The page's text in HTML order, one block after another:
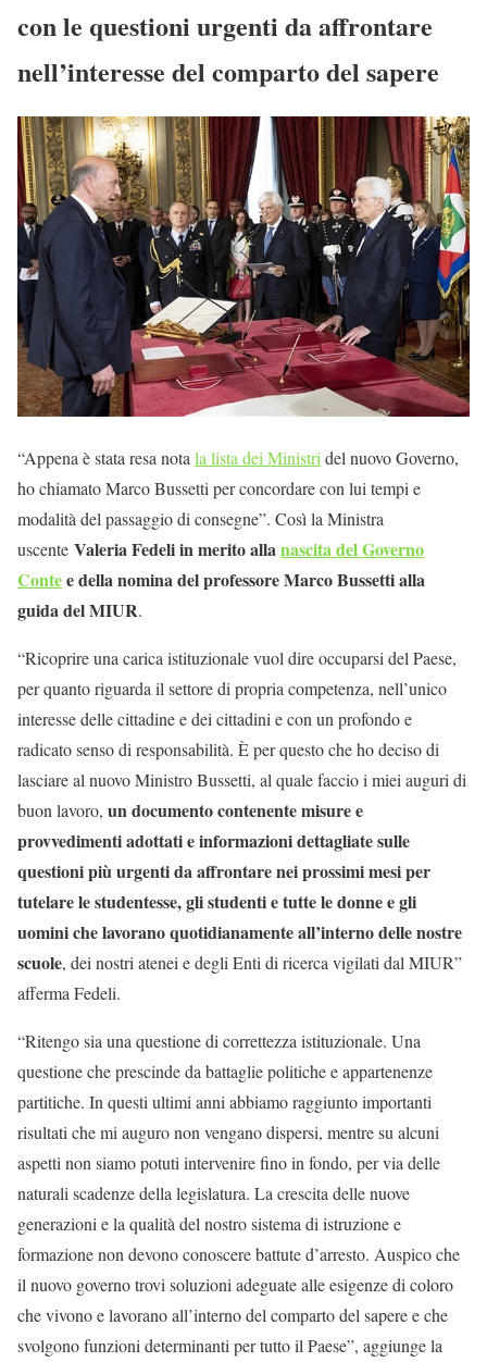
con le questioni urgenti da affrontare
nell’interesse del comparto del sapere
“Appena è stata resa notala lista dei Ministridel nuovo Governo,
ho chiamato Marco Bussetti per concordare con lui tempi e
modalità del passaggio di consegne”. Così la Ministra
uscente Valeria Fedeli in merito allanascita del Governo
Contee della nomina del professore Marco Bussetti alla
guida del MIUR.
“Ricoprire una carica istituzionale vuol dire occuparsi del Paese,
per quanto riguarda il settore di propria competenza, nell’unico
interesse delle cittadine e dei cittadini e con un profondo e
radicato senso di responsabilità. È per questo che ho deciso di
lasciare al nuovo Ministro Bussetti, al quale faccio i miei auguri di
buon lavoro, un documento contenente misure e
provvedimenti adottati e informazioni dettagliate sulle
questioni più urgenti da affrontare nei prossimi mesi per
tutelare le studentesse, gli studenti e tutte le donne e gli
uomini che lavorano quotidianamente all’interno delle nostre
scuole, dei nostri atenei e degli Enti di ricerca vigilati dal MIUR”
afferma Fedeli.
“Ritengo sia una questione di correttezza istituzionale. Una
questione che prescinde da battaglie politiche e appartenenze
partitiche. In questi ultimi anni abbiamo raggiunto importanti
risultati che mi auguro non vengano dispersi, mentre su alcuni
aspetti non siamo potuti intervenire fino in fondo, per via delle
naturali scadenze della legislatura. La crescita delle nuove
generazioni e la qualità del nostro sistema di istruzione e
formazione non devono conoscere battute d’arresto. Auspico che
il nuovo governo trovi soluzioni adeguate alle esigenze di coloro
che vivono e lavorano all’interno del comparto del sapere e che
svolgono funzioni determinanti per tutto il Paese”, aggiunge la